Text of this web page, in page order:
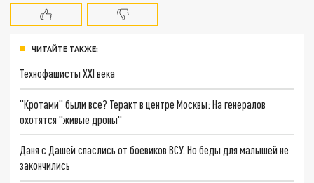
ЧИТАЙТЕ ТАКЖЕ:
Технофашисты XXI века
"Кротами" были все? Теракт в центре Москвы: На генералов
охотятся "живые дроны"
Даня с Дашей спаслись от боевиков ВСУ. Но беды для малышей не
закончились